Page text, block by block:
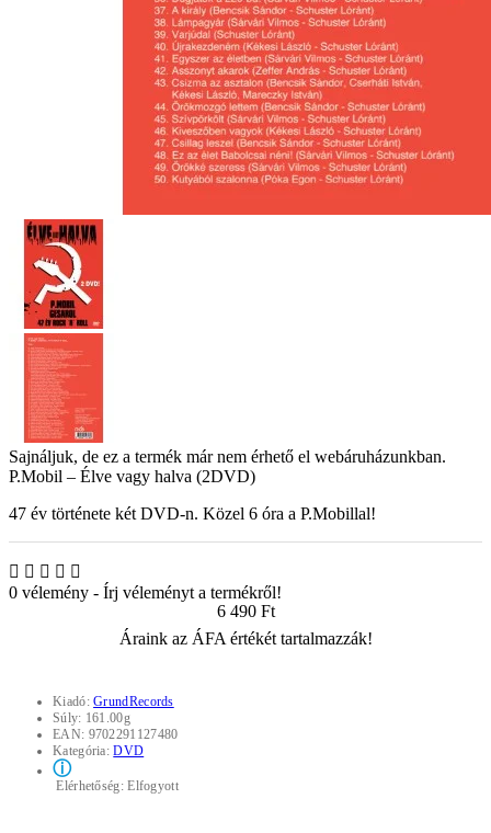
Sajnáljuk, de ez a termék már nem érhető el webáruházunkban.
P.Mobil – Élve vagy halva (2DVD)
47 év története két DVD-n. Közel 6 óra a P.Mobillal!
0 vélemény - Írj véleményt a termékről!
6 490 Ft
Áraink az ÁFA értékét tartalmazzák!
Kiadó:GrundRecords
Súly: 161.00g
EAN: 9702291127480
Kategória:DVD
ⓘ
Elérhetőség:Elfogyott